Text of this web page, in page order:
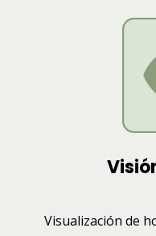
Visualización de